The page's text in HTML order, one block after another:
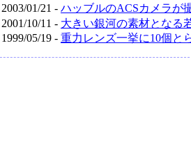
2003/01/21 - ハッブルのACSカメラが
2001/10/11 - 大きい銀河の素材となる
1999/05/19 - 重力レンズ一挙に10個と